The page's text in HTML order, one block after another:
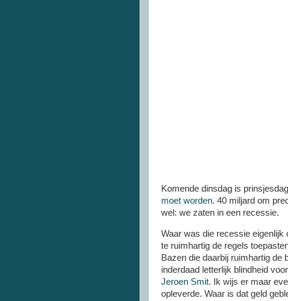
Komende dinsdag is
moet worden. 40 miljard om
wel: we zaten in een recessie.
Waar was die recessie
te ruimhartig de regels
Bazen die daarbij ruimhartig de
inderdaad letterlijk blindheid
Jeroen Smit. Ik wijs er maar
opleverde. Waar is dat geld